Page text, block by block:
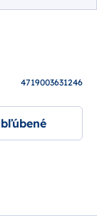
4719003631246